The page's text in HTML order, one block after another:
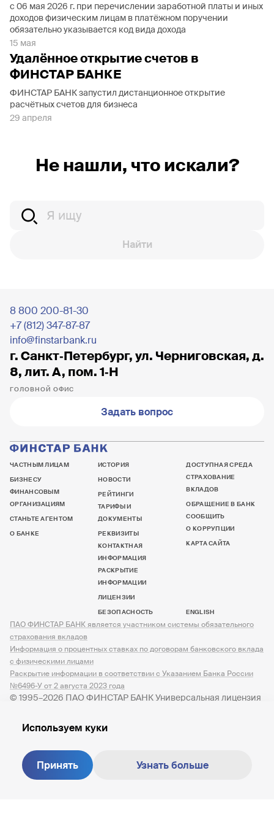
с 06 мая 2026 г. при перечислении заработной платы и иных
доходов физическим лицам в платёжном поручении
обязательно указывается код вида дохода
15 мая
Удалённое открытие счетов в
ФИНСТАР БАНКЕ
ФИНСТАР БАНК запустил дистанционное открытие
расчётных счетов для бизнеса
29 апреля
Не нашли, что искали?
Найти
8 800 200-81-30
+7 (812) 347-87-87
info@finstarbank.ru
г. Санкт‐Петербург, ул. Черниговская, д.
8, лит. А, пом. 1‐Н
ГОЛОВНОЙ ОФИС
Задать вопрос
ЧАСТНЫМ ЛИЦАМ
БИЗНЕСУ
ФИНАНСОВЫМ
ОРГАНИЗАЦИЯМ
СТАНЬТЕ АГЕНТОМ
О БАНКЕ
ИСТОРИЯ
НОВОСТИ
РЕЙТИНГИ
ТАРИФЫ И
ДОКУМЕНТЫ
РЕКВИЗИТЫ
КОНТАКТНАЯ
ИНФОРМАЦИЯ
РАСКРЫТИЕ
ИНФОРМАЦИИ
ЛИЦЕНЗИИ
БЕЗОПАСНОСТЬ
ДОСТУПНАЯ СРЕДА
СТРАХОВАНИЕ
ВКЛАДОВ
ОБРАЩЕНИЕ В БАНК
СООБЩИТЬ
О КОРРУПЦИИ
КАРТА САЙТА
ENGLISH
© 1995–2026 ПАО ФИНСТАР БАНК Универсальная лицензия
ПАО ФИНСТАР БАНК является участником системы обязательного
страхования вкладов
Информация о процентных ставках по договорам банковского вклада
с физическими лицами
Раскрытие информации в соответствии с Указанием Банка России
№6496-У от 2 августа 2023 года
Создание сайта — M18
Используем куки
Принять Узнать больше